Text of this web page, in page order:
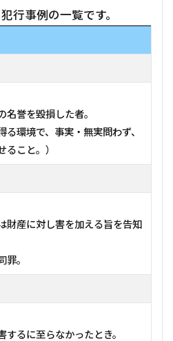
行事例の一覧です。
名誉を毀損した者。
る環境で、事実・無実問わず、
ること。）
財産に対し害を加える旨を告知
。
るに至らなかったとき。